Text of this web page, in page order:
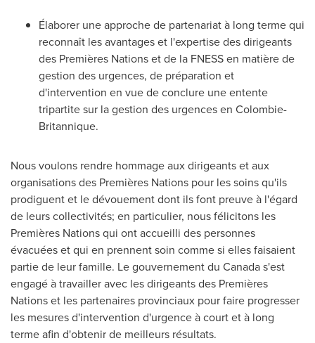
Élaborer une approche de partenariat à long terme qui
reconnaît les avantages et l'expertise des dirigeants
des Premières Nations et de la FNESS en matière de
gestion des urgences, de préparation et
d'intervention en vue de conclure une entente
tripartite sur la gestion des urgences en Colombie-
Britannique.
Nous voulons rendre hommage aux dirigeants et aux
organisations des Premières Nations pour les soins qu'ils
prodiguent et le dévouement dont ils font preuve à l'égard
de leurs collectivités; en particulier, nous félicitons les
Premières Nations qui ont accueilli des personnes
évacuées et qui en prennent soin comme si elles faisaient
partie de leur famille. Le gouvernement du Canadas'est
engagé à travailler avec les dirigeants des Premières
Nations et les partenaires provinciaux pour faire progresser
les mesures d'intervention d'urgence à court et à long
terme afin d'obtenir de meilleurs résultats.